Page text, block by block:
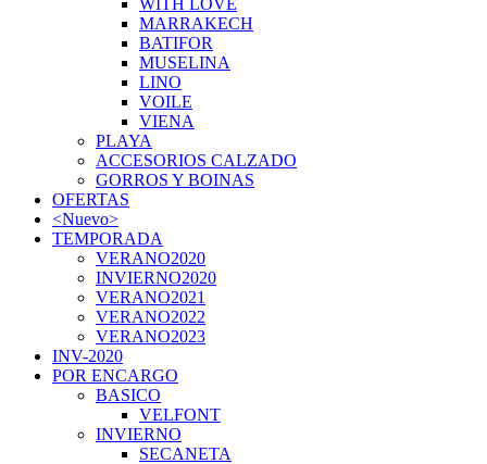
MARRAKECH
BATIFOR
MUSELINA
LINO
VOILE
VIENA
PLAYA
ACCESORIOS CALZADO
GORROS Y BOINAS
OFERTAS
<Nuevo>
TEMPORADA
VERANO2020
INVIERNO2020
VERANO2021
VERANO2022
VERANO2023
INV-2020
POR ENCARGO
BASICO
VELFONT
INVIERNO
SECANETA